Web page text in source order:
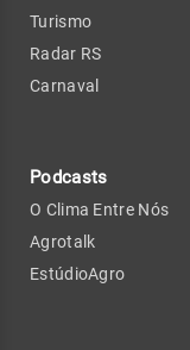
Turismo
Radar RS
Carnaval
Podcasts
O Clima Entre Nós
Agrotalk
EstúdioAgro